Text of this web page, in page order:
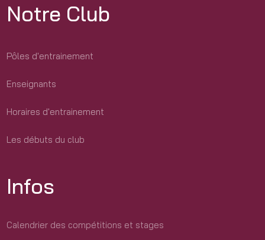
Notre Club
Pôles d'entrainement
Enseignants
Horaires d'entrainement
Les débuts du club
Infos
Calendrier des compétitions et stages